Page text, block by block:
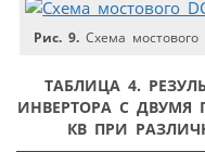
Рис. 9. Схема мостового
ТАБЛИЦА 4.
ИНВЕРТОРА С ДВУМЯ
КВ ПРИ